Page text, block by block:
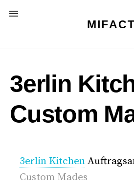
MENU
3erlin
Custom
3erlin Kitchen
Custom Mades